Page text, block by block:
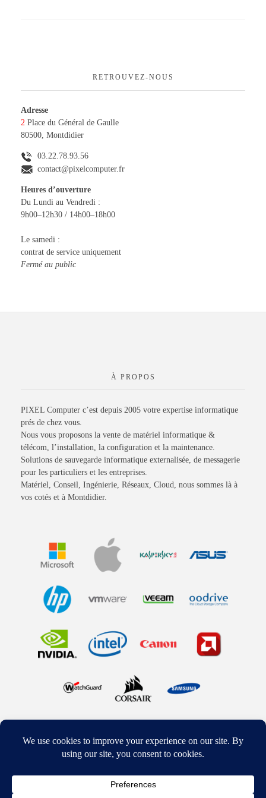
RETROUVEZ-NOUS
Adresse
2 Place du Général de Gaulle
80500, Montdidier
03.22.78.93.56
contact@pixelcomputer.fr
Heures d’ouverture
Du Lundi au Vendredi :
9h00–12h30 / 14h00–18h00
Le samedi :
contrat de service uniquement
Fermé au public
À PROPOS
PIXEL Computer c’est depuis 2005 votre expertise informatique
prés de chez vous.
Nous vous proposons la vente de matériel informatique &
télécom, l’installation, la configuration et la maintenance.
Solutions de sauvegarde informatique externalisée, de messagerie
pour les particuliers et les entreprises.
Matériel, Conseil, Ingénierie, Réseaux, Cloud, nous sommes là à
vos cotés et à Montdidier.